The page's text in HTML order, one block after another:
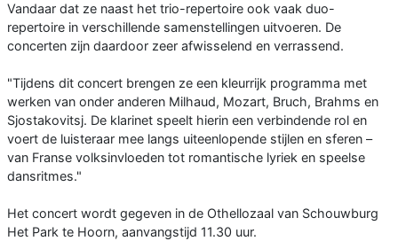
Vandaar dat ze naast het trio-repertoire ook vaak duo-
repertoire in verschillende samenstellingen uitvoeren. De
concerten zijn daardoor zeer afwisselend en verrassend.
"Tijdens dit concert brengen ze een kleurrijk programma met
werken van onder anderen Milhaud, Mozart, Bruch, Brahms en
Sjostakovitsj. De klarinet speelt hierin een verbindende rol en
voert de luisteraar mee langs uiteenlopende stijlen en sferen –
van Franse volksinvloeden tot romantische lyriek en speelse
dansritmes."
Het concert wordt gegeven in de Othellozaal van Schouwburg
Het Park te Hoorn, aanvangstijd 11.30 uur.